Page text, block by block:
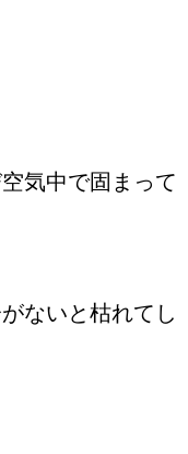
気中で固まって
ないと枯れてし